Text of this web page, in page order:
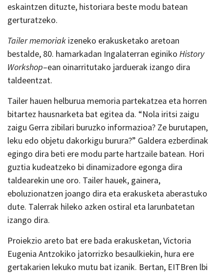
eskaintzen dituzte, historiara beste modu batean
gerturatzeko.
Tailer memoriak izeneko erakusketako aretoan
bestalde, 80. hamarkadan Ingalaterran eginiko History
Workshop–ean oinarritutako jarduerak izango dira
taldeentzat.
Tailer hauen helburua memoria partekatzea eta horren
bitartez hausnarketa bat egitea da. “Nola iritsi zaigu
zaigu Gerra zibilari buruzko informazioa? Ze burutapen,
leku edo objetu dakorkigu burura?” Galdera ezberdinak
egingo dira beti ere modu parte hartzaile batean. Hori
guztia kudeatzeko bi dinamizadore egonga dira
taldearekin une oro. Tailer hauek, gainera,
eboluzionatzen joango dira eta erakusketa aberastuko
dute. Talerrak hileko azken ostiral eta larunbatetan
izango dira.
Proiekzio areto bat ere bada erakusketan, Victoria
Eugenia Antzokiko jatorrizko besaulkiekin, hura ere
gertakarien lekuko mutu bat izanik. Bertan, EITBren lbi